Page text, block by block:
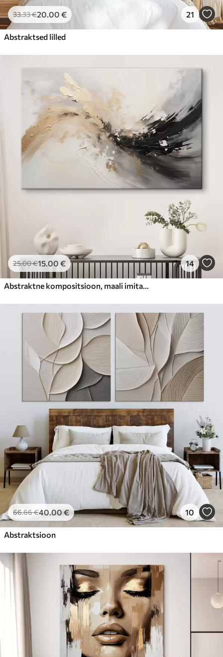
33.33€20.00 € 21
Abstraktsed lilled
25.00€15.00 € 14
Abstraktne kompositsioon, maali imitatsioon
66.66€40.00€ 10
Abstraktsioon